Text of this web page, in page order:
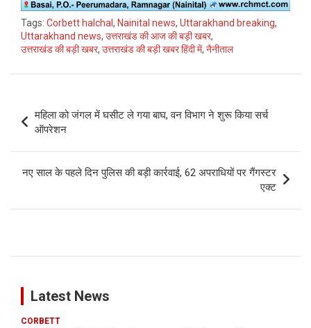
Tags: Corbett halchal , Nainital news, Uttarakhand breaking,
Uttarakhand news, उत्तराखंड की आज की बड़ी खबर,
उत्तराखंड की बड़ी खबर, उत्तराखंड की बड़ी खबर हिंदी में, नैनीताल
Post
navigation
महिला को जंगल में घसीट ले गया बाघ, वन विभाग ने शुरू किया सर्च
ऑपरेशन
नए साल के पहले दिन पुलिस की बड़ी कार्रवाई, 62 अपराधियों पर गैंगस्टर
एक्ट
Latest News
CORBETT